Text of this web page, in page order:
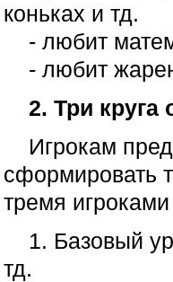
коньках и тд.
- любит
- любит
2. Три круга
Игрокам
сформировать
тремя
1. Базовый
тд.